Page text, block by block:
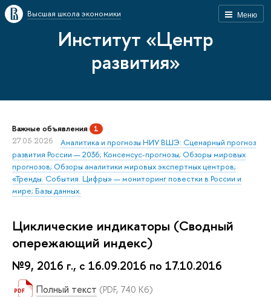
Меню
Высшая школа экономики
Институт «Центр
развития»
Важные объявления 1
27.05.2026
Аналитика и прогнозы НИУ ВШЭ: Сценарный прогноз
развития России — 2036; Консенсус-прогнозы; Обзоры мировых
прогнозов; Обзоры аналитики мировых экспертных центров;
«Тренды. События. Цифры» — мониторинг повестки в России и
мире; Базы данных.
Циклические индикаторы (Сводный
опережающий индекс)
№9, 2016 г., с 16.09.2016 по 17.10.2016
Полный текст (PDF, 740 Кб)